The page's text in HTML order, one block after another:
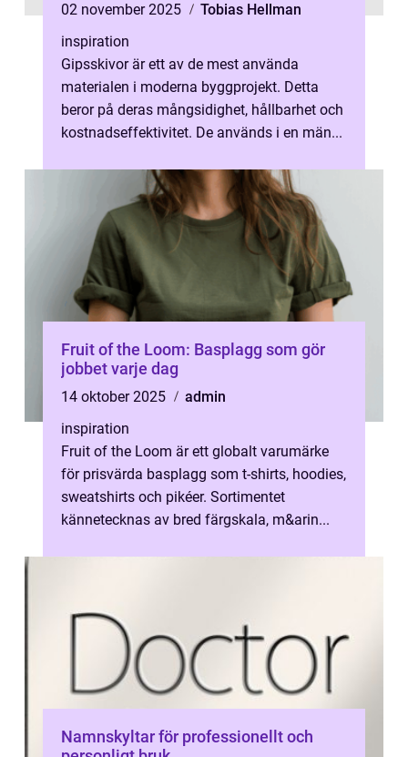
02 november 2025
Tobias Hellman
inspiration
Gipsskivor är ett av de mest använda
materialen i moderna byggprojekt. Detta
beror på deras mångsidighet, hållbarhet och
kostnadseffektivitet. De används i en män...
Fruit of the Loom: Basplagg som gör
jobbet varje dag
14 oktober 2025
admin
inspiration
Fruit of the Loom är ett globalt varumärke
för prisvärda basplagg som t-shirts, hoodies,
sweatshirts och pikéer. Sortimentet
kännetecknas av bred färgskala, m&arin...
Namnskyltar för professionellt och